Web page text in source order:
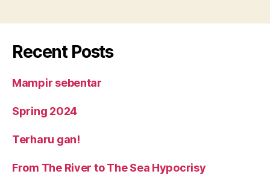
Recent Posts
Mampir sebentar
Spring 2024
Terharu gan!
From The River to The Sea Hypocrisy